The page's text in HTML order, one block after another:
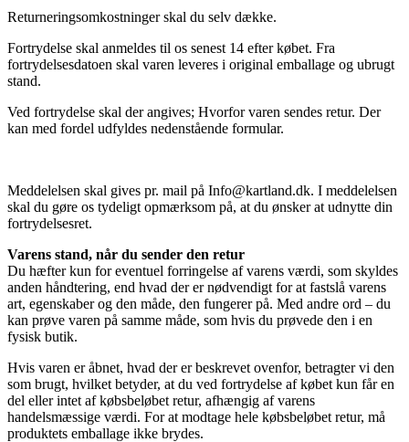
Returneringsomkostninger skal du selv dække.
Fortrydelse skal anmeldes til os senest 14 efter købet. Fra
fortrydelsesdatoen skal varen leveres i original emballage og ubrugt
stand.
Ved fortrydelse skal der angives; Hvorfor varen sendes retur. Der
kan med fordel udfyldes nedenstående formular.
Meddelelsen skal gives pr. mail på Info@kartland.dk. I meddelelsen
skal du gøre os tydeligt opmærksom på, at du ønsker at udnytte din
fortrydelsesret.
Varens stand, når du sender den retur
Du hæfter kun for eventuel forringelse af varens værdi, som skyldes
anden håndtering, end hvad der er nødvendigt for at fastslå varens
art, egenskaber og den måde, den fungerer på. Med andre ord – du
kan prøve varen på samme måde, som hvis du prøvede den i en
fysisk butik.
Hvis varen er åbnet, hvad der er beskrevet ovenfor, betragter vi den
som brugt, hvilket betyder, at du ved fortrydelse af købet kun får en
del eller intet af købsbeløbet retur, afhængig af varens
handelsmæssige værdi. For at modtage hele købsbeløbet retur, må
produktets emballage ikke brydes.